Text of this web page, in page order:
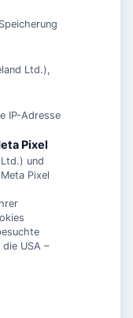
Ltd.),
IP-Adresse
Pixel
und
Pixel
USA –